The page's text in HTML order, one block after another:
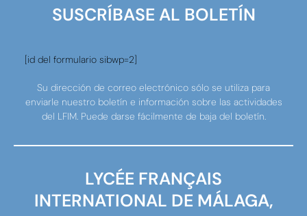
LYCÉE FRANÇAIS
INTERNATIONAL DE MÁLAGA,
SUSCRÍBASE AL BOLETÍN
[id del formulario sibwp=2]
Su dirección de correo electrónico sólo se utiliza para
enviarle nuestro boletín e información sobre las actividades
del LFIM. Puede darse fácilmente de baja del boletín.